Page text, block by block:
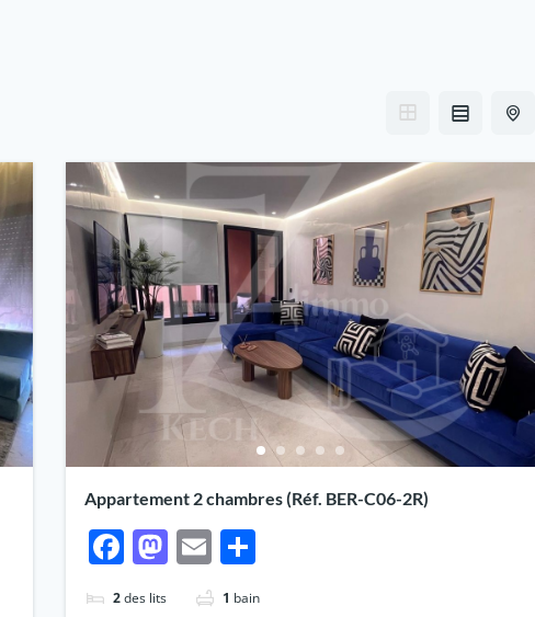
Appartement 2 chambres (Réf. BER-C06-2R)
Facebook
Mastodon
Email
2des lits 1 bain